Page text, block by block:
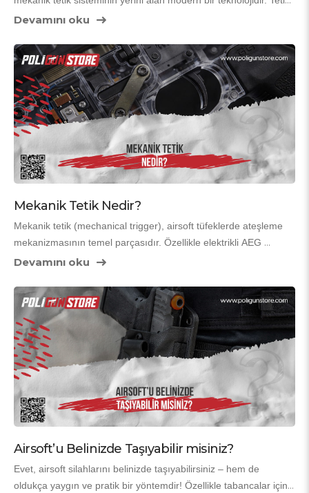
çekildiğinde mekanik bağlantılar yerine elektronik sensörler ve
ederek atış tepkisini hızlandırır, ekstra özellikler ekler ve tüfeğin
genel performansını yükseltir. Özellikle hızlı oyunlarda (CQB) ve
performans odaklı oyuncular için vazgeçilmez hale gelmiştir.
Devamını oku
Mekanik Tetik Nedir?
Mekanik tetik (mechanical trigger), airsoft tüfeklerde ateşleme
mekanizmasının temel parçasıdır. Özellikle elektrikli AEG
(Automatic Electric Gun) modellerinde tetik çekildiğinde dişliler
Basitçe söylemek gerekirse, mekanik tetik “tetik çekildiğinde
silahın çalışmasını sağlayan mekanik bağlantı”dır.
Devamını oku
Airsoft’u Belinizde Taşıyabilir misiniz?
Evet, airsoft silahlarını belinizde taşıyabilirsiniz – hem de
oldukça yaygın ve pratik bir yöntemdir! Özellikle tabancalar için